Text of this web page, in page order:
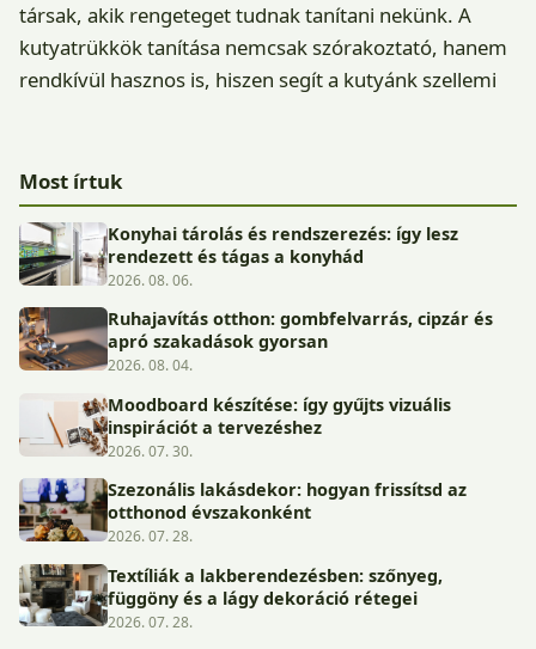
társak, akik rengeteget tudnak tanítani nekünk. A
kutyatrükkök tanítása nemcsak szórakoztató, hanem
rendkívül hasznos is, hiszen segít a kutyánk szellemi
Most írtuk
Konyhai tárolás és rendszerezés: így lesz
rendezett és tágas a konyhád
2026. 08. 06.
Ruhajavítás otthon: gombfelvarrás, cipzár és
apró szakadások gyorsan
2026. 08. 04.
Moodboard készítése: így gyűjts vizuális
inspirációt a tervezéshez
2026. 07. 30.
Szezonális lakásdekor: hogyan frissítsd az
otthonod évszakonként
2026. 07. 28.
Textíliák a lakberendezésben: szőnyeg,
függöny és a lágy dekoráció rétegei
2026. 07. 28.